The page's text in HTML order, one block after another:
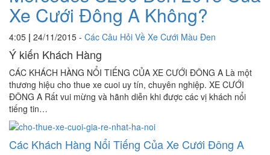
Xe Cưới Đông A Không?
4:05 | 24/11/2015 - Các Câu Hỏi Về Xe Cưới Màu Đen
Ý kiến Khách Hàng
CÁC KHÁCH HÀNG NỔI TIẾNG CỦA XE CƯỚI ĐÔNG A Là một
thương hiệu cho thue xe cuoi uy tín, chuyên nghiệp. XE CƯỚI
ĐÔNG A Rất vui mừng và hãnh diễn khi được các vị khách nổi
tiếng tin…
Các Khách Hàng Nổi Tiếng Của Xe Cưới Đông A